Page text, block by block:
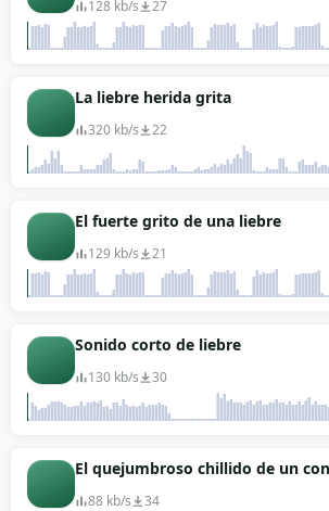
128 kb/s 27
La liebre herida grita
320 kb/s 22
El fuerte grito de una liebre
129 kb/s 21
Sonido corto de liebre
130 kb/s 30
El quejumbroso chillido de un
88 kb/s 34